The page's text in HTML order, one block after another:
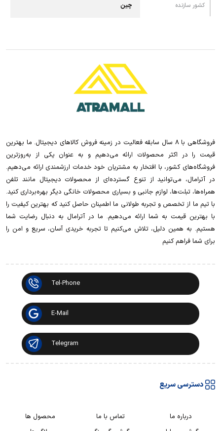
کشور سازنده چین
فروشگاهی با 8 سال سابقه فعالیت در زمینه فروش کالاهای دیجیتال. ما بهترین
قیمت را در اکثر محصولات ارائه می‌دهیم و به عنوان یکی از به‌روزترین
فروشگاه‌های کشور، با افتخار به مشتریان خود خدمات ارزشمندی ارائه می‌دهیم.
در آترامال، می‌توانید از تنوع گسترده‌ای از محصولات دیجیتال مانند تلفن
همراه‌ها، تبلت‌ها، لوازم جانبی و بسیاری محصولات خانگی دیگر بهره‌برداری کنید.
با تیم ما از تخصص و تجربه طولانی ما اطمینان حاصل کنید که بهترین کیفیت را
با بهترین قیمت به شما ارائه می‌دهیم. ما در آترامال به دنبال رضایت شما
هستیم. به همین دلیل، تلاش می‌کنیم تا تجربه خریدی آسان، سریع و امن را
برای شما فراهم کنیم
Tel-Phone
E-Mail
Telegram
دسترسی سریع
درباره ما تماس با ما
محصول ها